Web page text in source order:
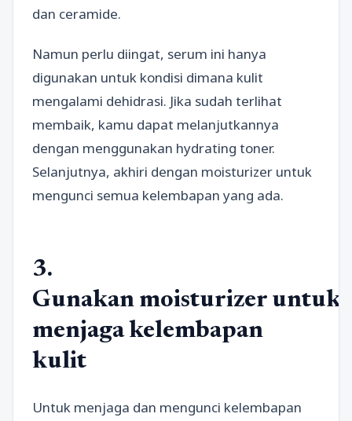
dan ceramide.
Namun perlu diingat, serum ini hanya
digunakan untuk kondisi dimana kulit
mengalami dehidrasi. Jika sudah terlihat
membaik, kamu dapat melanjutkannya
dengan menggunakan hydrating toner.
Selanjutnya, akhiri dengan moisturizer untuk
mengunci semua kelembapan yang ada.
3.
Gunakan moisturizer untuk
menjaga kelembapan
kulit
Untuk menjaga dan mengunci kelembapan